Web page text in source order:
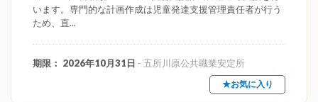
います。専門的な計画作成は児童発達支援管理責任者が行う
ため、直...
期限： 2026年10月31日 - 五所川原公共職業安定所
★お気に入り